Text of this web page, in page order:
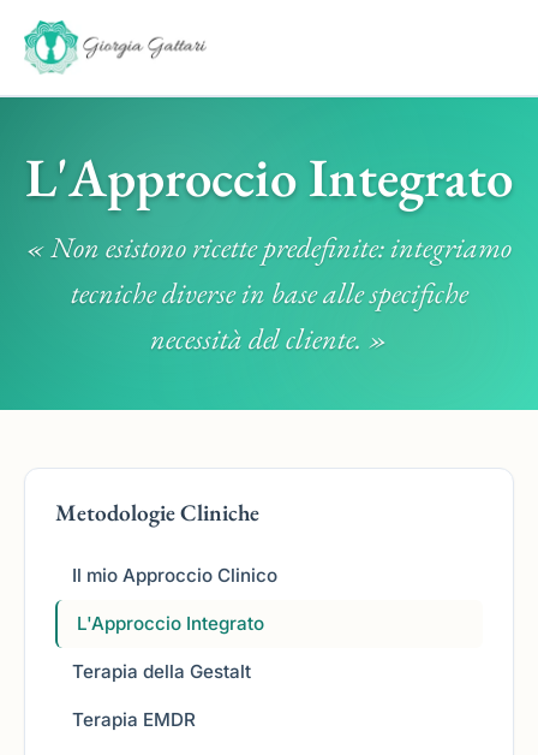
Servizi
Consulenza Psicologica
Sostegno Psicologico
Psicoterapia Individuale
Sostegno ad Adolescenti
Training Autogeno
Problematiche
Il mio approccio
Approccio Integrato
Mindfulness e Tecniche Corporee
Riservatezza nel mio Studio
Libri
Contatti
L'Approccio Integrato
« Non esistono ricette predefinite: integriamo
tecniche diverse in base alle specifiche
necessità del cliente. »
Metodologie Cliniche
Il mio Approccio Clinico
L'Approccio Integrato
Terapia della Gestalt
Terapia EMDR